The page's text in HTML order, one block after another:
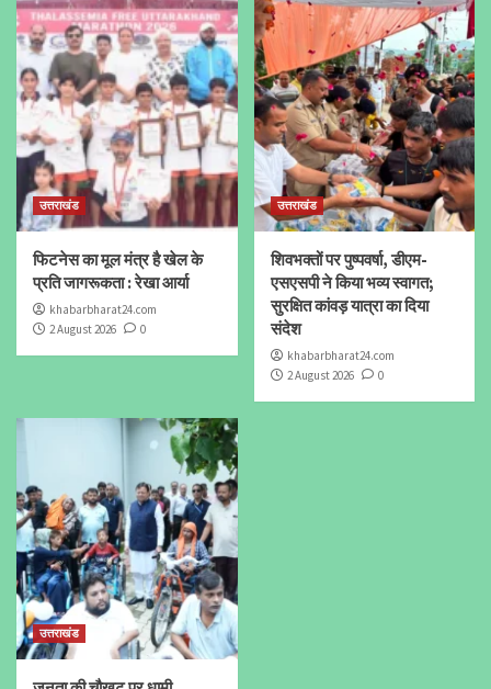
उत्तराखंड
फिटनेस का मूल मंत्र है खेल के
प्रति जागरूकता : रेखा आर्या
khabarbharat24.com
2 August 2026
0
उत्तराखंड
शिवभक्तों पर पुष्पवर्षा, डीएम-
एसएसपी ने किया भव्य स्वागत;
सुरक्षित कांवड़ यात्रा का दिया
संदेश
khabarbharat24.com
2 August 2026
0
उत्तराखंड